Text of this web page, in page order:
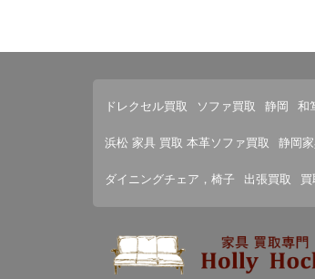
ドレクセル買取 ソファ買取 静岡 和
浜松 家具 買取 本革ソファ買取 静岡
ダイニングチェア，椅子 出張買取 買